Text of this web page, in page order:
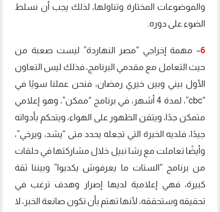
والموضوعات المختارة وتناولها، لذلك يجب أن نسلط
الضوء على دوره.
6– مهمة إخراجي “مصر النهاردة” ليست صعبة من
حيث التعامل مع مقدمي البرنامج، فذلك ليس التعاون
الأول بيني وبين خيري رمضان، فنحن عملنا سويًا في
“cbc”، لمدة 4 أشهر، في برنامج “ممكن”، وهو إعلامي
متمكن جدًا، ويتقن الظهور على الهواء، ويتحكم بأدواته
جيدًا، فلديه الخبرة التي تجعله يحدد متى “يشد، ويرخي”،
وأيضًا تعاملت مع رشا نبيل خلال مشاركتها في حلقات
من برنامج “الستات ما يعرفوش يكدبوا” وبيننا ثقة
كبيرة، فهي إعلامية لديها إصرار وهدف ترغب في
تحقيقه وستحققه، لأنها تهتم بأن تكون صانعة الخبر، لا